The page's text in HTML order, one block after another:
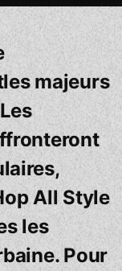
majeurs
All Style
les
Pour